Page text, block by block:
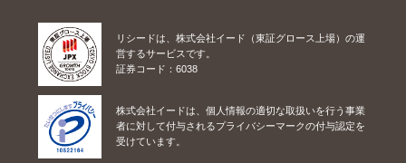
リシードは、株式会社イード（東証グロース上場）の運
営するサービスです。
証券コード：6038
株式会社イードは、個人情報の適切な取扱いを行う事業
者に対して付与されるプライバシーマークの付与認定を
受けています。